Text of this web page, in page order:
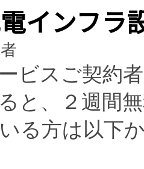
インフラ
ビスご契約
と、２週間
る方は以下